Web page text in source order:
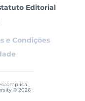
Editorial
e Condições
© 2026